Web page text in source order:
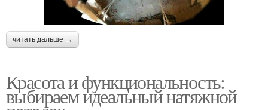
читать дальше →
Красота и функциональность:
выбираем идеальный натяжной